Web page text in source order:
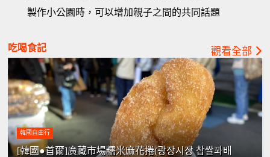
製作小公園時，可以增加親子之間的共同話題
吃喝食記 觀看全部
韓國自由行
[韓國●首爾]廣藏市場糯米麻花捲(광장시장 찹쌀꽈배